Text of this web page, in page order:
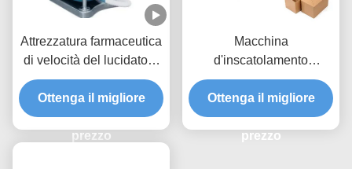
Attrezzatura farmaceutica
di velocità del lucidatore
regolabile della capsula
con 7000 capsule/min
Ottenga il migliore
prezzo
Macchina
d'inscatolamento
automatica dei semi
Ottenga il migliore
prezzo